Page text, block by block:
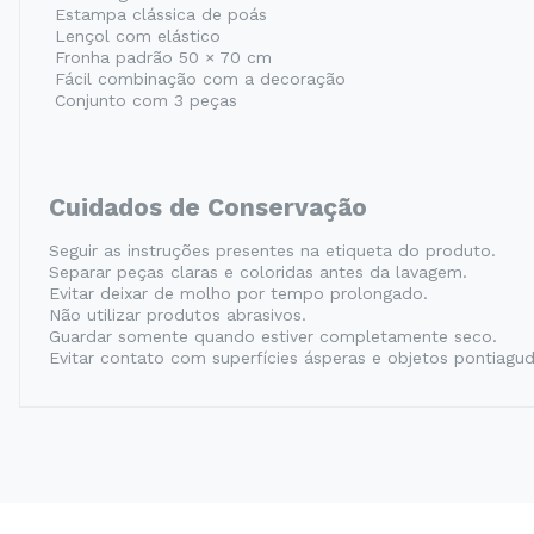
Estampa clássica de poás
Lençol com elástico
Fronha padrão 50 × 70 cm
Fácil combinação com a decoração
Conjunto com 3 peças
Cuidados de Conservação
Seguir as instruções presentes na etiqueta do produto.
Separar peças claras e coloridas antes da lavagem.
Evitar deixar de molho por tempo prolongado.
Não utilizar produtos abrasivos.
Guardar somente quando estiver completamente seco.
Evitar contato com superfícies ásperas e objetos